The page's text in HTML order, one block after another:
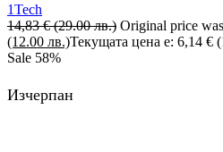
1Tech
14,83€ (29.00 лв.) Original price
(12.00 лв.)Текущата цена е: 6,14 €
Sale 58%
Изчерпан